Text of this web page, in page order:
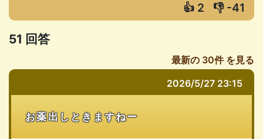
👍 2 👎 -41
51 回答
最新の 30件 を見る
2026/5/27 23:15
お薬出しときますねー